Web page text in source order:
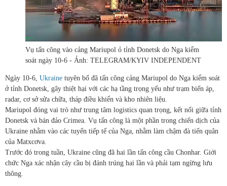
Vụ tấn công vào cảng Mariupol ỏ tỉnh Donetsk do Nga kiểm
soát ngày 10-6 - Ảnh: TELEGRAM/KYIV INDEPENDENT
Ngày 10-6, Ukraine tuyên bố đã tấn công cảng Mariupol do Nga kiểm soát
ở tỉnh Donetsk, gây thiệt hại với các hạ tầng trọng yếu như trạm biến áp,
radar, cơ sở sửa chữa, tháp điều khiển và kho nhiên liệu.
Mariupol đóng vai trò như trung tâm logistics quan trọng, kết nối giữa tỉnh
Donetsk và bán đảo Crimea. Vụ tấn công là một phần trong chiến dịch của
Ukraine nhằm vào các tuyến tiếp tế của Nga, nhằm làm chậm đà tiến quân
của Matxcơva.
Trước đó trong tuần, Ukraine cũng đã hai lần tấn công cầu Chonhar. Giới
chức Nga xác nhận cây cầu bị đánh trúng hai lần và phải tạm ngừng lưu
thông.